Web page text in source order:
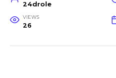
24drole
VIEWS
26